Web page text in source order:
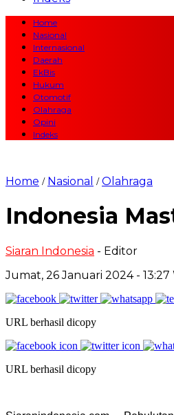
Home
Nasional
Internasional
Daerah
EkBis
Hukum
Otomotif
Olahraga
Opini
Indeks
Home / Nasional /Olahraga
Indonesia
Siaran Indonesia - Editor
Jumat, 26 Januari 2024 - 13:27
URL berhasil dicopy
URL berhasil dicopy